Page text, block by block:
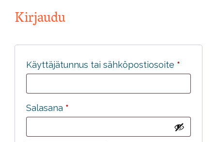
Kirjaudu
Käyttäjätunnus tai sähköpostiosoite *
Salasana *